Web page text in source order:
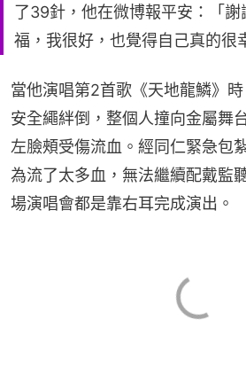
了39針，他在微博報平安：「
福，我很好，也覺得自己真的很
當他演唱第2首歌《天地龍鱗》
安全繩絆倒，整個人撞向金屬舞
左臉頰受傷流血。經同仁緊急包
為流了太多血，無法繼續配戴監
場演唱會都是靠右耳完成演出。